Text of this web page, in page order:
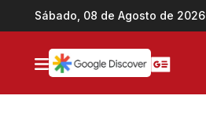
Ir direto pro conteúdo
Sábado, 08 de Agosto de 2026